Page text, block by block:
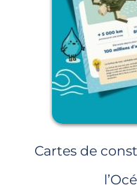
Cartes de